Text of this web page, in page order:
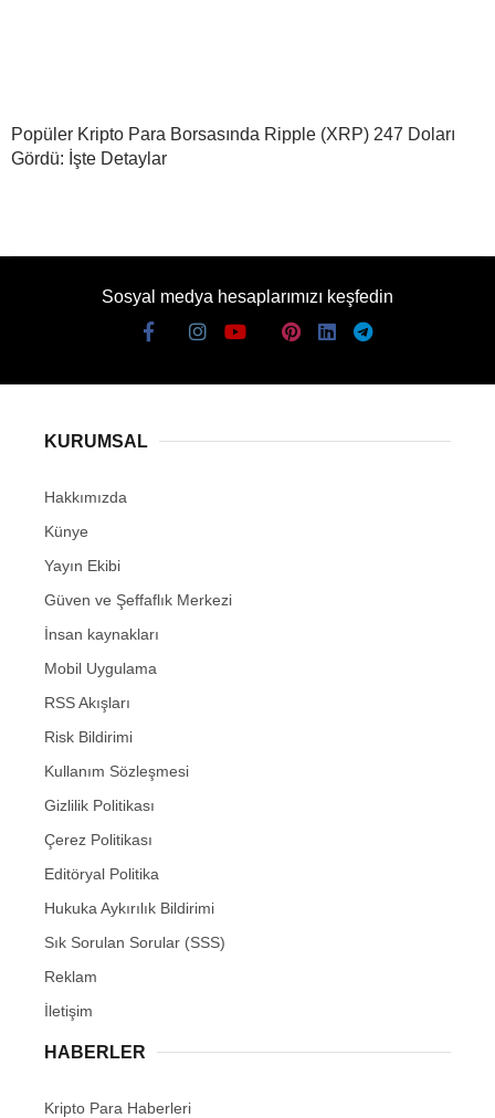
Popüler Kripto Para Borsasında Ripple (XRP) 247 Doları
Gördü: İşte Detaylar
Sosyal medya hesaplarımızı keşfedin
KURUMSAL
Hakkımızda
Künye
Yayın Ekibi
Güven ve Şeffaflık Merkezi
İnsan kaynakları
Mobil Uygulama
RSS Akışları
Risk Bildirimi
Kullanım Sözleşmesi
Gizlilik Politikası
Çerez Politikası
Editöryal Politika
Hukuka Aykırılık Bildirimi
Sık Sorulan Sorular (SSS)
Reklam
İletişim
HABERLER
Kripto Para Haberleri